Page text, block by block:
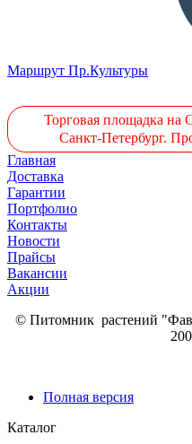
Маршрут Пр.Культуры
Торговая площадка на
Санкт-Петербург.
Главная
Доставка
Гарантии
Портфолио
Контакты
Новости
Прайсы
Вакансии
Акции
© Питомник растений
Полная версия
Каталог